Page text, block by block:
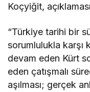
Koçyiğit,
“Türkiye tarihi bir
sorumlulukla karşı
devam eden Kürt
eden çatışmalı
aşılması; gerçek